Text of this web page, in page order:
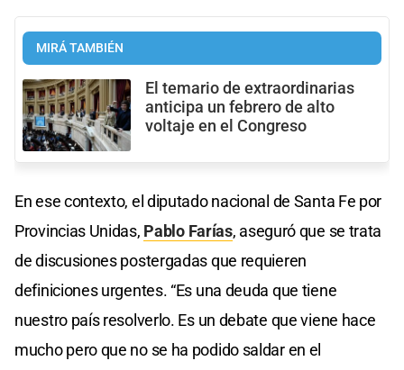
MIRÁ TAMBIÉN
El temario de extraordinarias
anticipa un febrero de alto
voltaje en el Congreso
En ese contexto, el diputado nacional de Santa Fe por
Provincias Unidas, Pablo Farías, aseguró que se trata
de discusiones postergadas que requieren
definiciones urgentes. “Es una deuda que tiene
nuestro país resolverlo. Es un debate que viene hace
mucho pero que no se ha podido saldar en el